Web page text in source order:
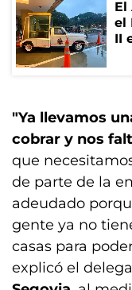
El
el
II
"Ya llevamos
cobrar y nos
que
de parte de la
adeudado
gente ya no
casas para
explicó el